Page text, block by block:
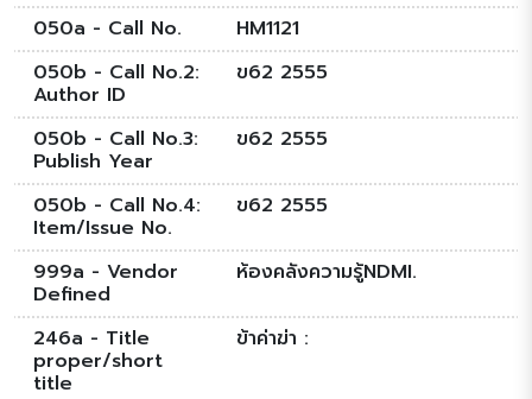
050a - Call No.
HM1121
050b - Call No.2:
Author ID
ข62 2555
050b - Call No.3:
Publish Year
ข62 2555
050b - Call No.4:
Item/Issue No.
ข62 2555
999a - Vendor
Defined
ห้องคลังความรู้NDMI.
246a - Title
proper/short
title
ข้าค่าฆ่า :